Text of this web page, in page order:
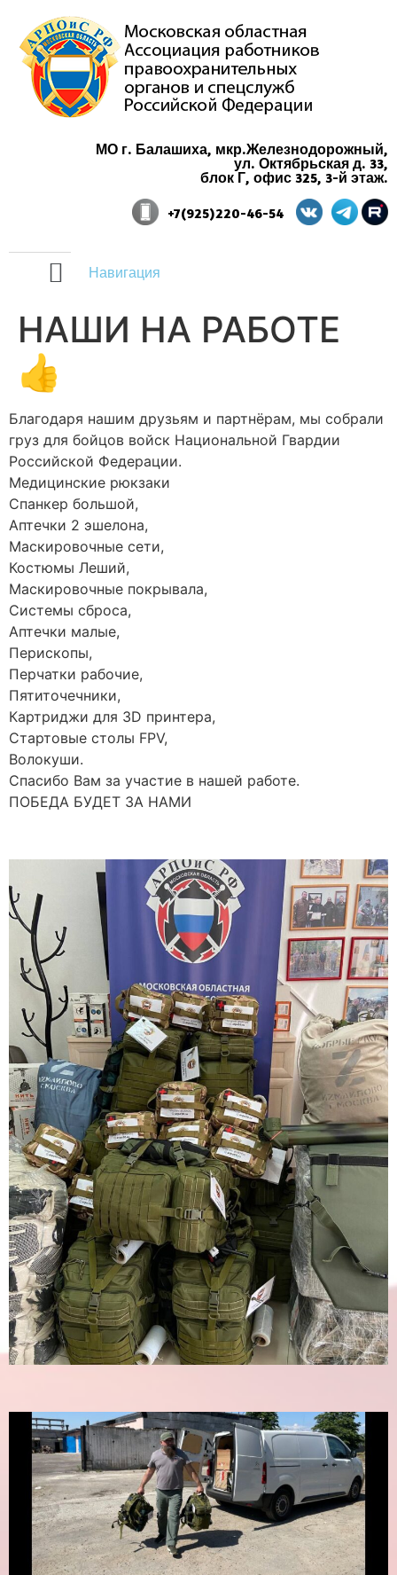
МО г. Балашиха, мкр.Железнодорожный,
ул. Октябрьская д. 33,
блок Г, офис 325, 3-й этаж.
+7(925)220-46-54
Навигация
НАШИ НА РАБОТЕ
👍
Благодаря нашим друзьям и партнёрам, мы собрали
груз для бойцов войск Национальной Гвардии
Российской Федерации.
Медицинские рюкзаки
Спанкер большой,
Аптечки 2 эшелона,
Маскировочные сети,
Костюмы Леший,
Маскировочные покрывала,
Системы сброса,
Аптечки малые,
Перископы,
Перчатки рабочие,
Пятиточечники,
Картриджи для 3D принтера,
Стартовые столы FPV,
Волокуши.
Спасибо Вам за участие в нашей работе.
ПОБЕДА БУДЕТ ЗА НАМИ